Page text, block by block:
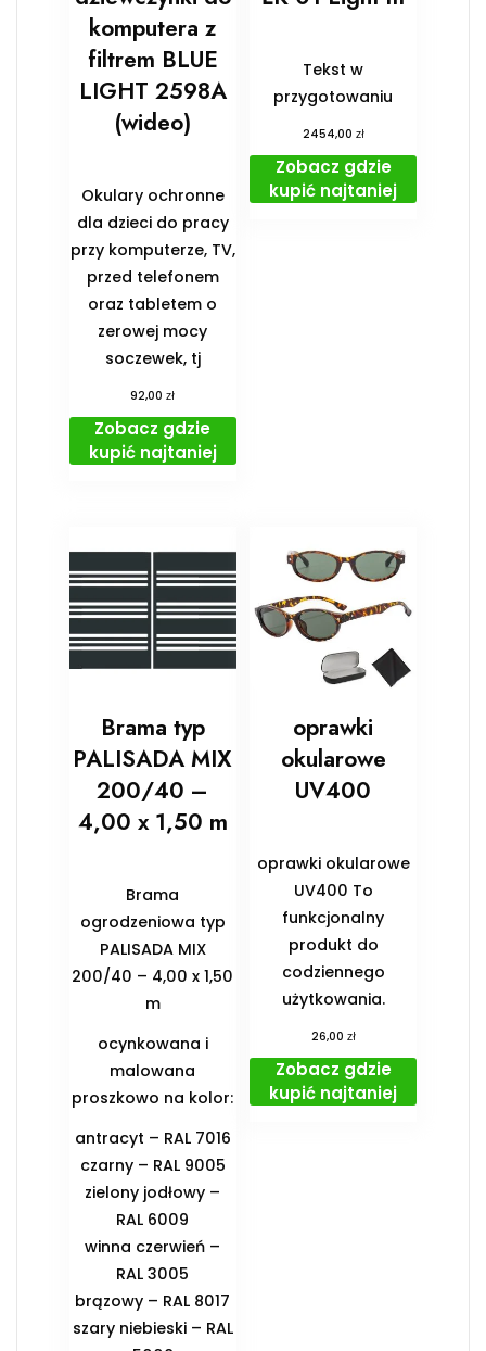
komputera z
filtrem BLUE
LIGHT 2598A
(wideo)
Okulary ochronne
dla dzieci do pracy
przy komputerze, TV,
przed telefonem
oraz tabletem o
zerowej mocy
soczewek, tj
92,00zł
Zobacz gdzie
kupić najtaniej
Tekst w
przygotowaniu
2454,00 zł
Zobacz gdzie
kupić najtaniej
Brama typ
PALISADA MIX
200/40 –
4,00 x 1,50 m
Brama
ogrodzeniowa typ
PALISADA MIX
200/40 – 4,00 x 1,50
m
ocynkowana i
malowana
proszkowo na kolor:
antracyt – RAL 7016
czarny – RAL 9005
zielony jodłowy –
RAL 6009
winna czerwień –
RAL 3005
brązowy – RAL 8017
szary niebieski – RAL
oprawki
okularowe
UV400
oprawki okularowe
UV400 To
funkcjonalny
produkt do
codziennego
użytkowania.
26,00 zł
Zobacz gdzie
kupić najtaniej